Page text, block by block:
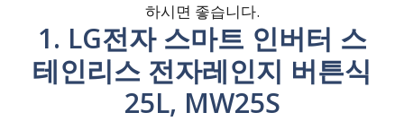
하시면 좋습니다.
1. LG전자 스마트 인버터 스
테인리스 전자레인지 버튼식
25L, MW25S